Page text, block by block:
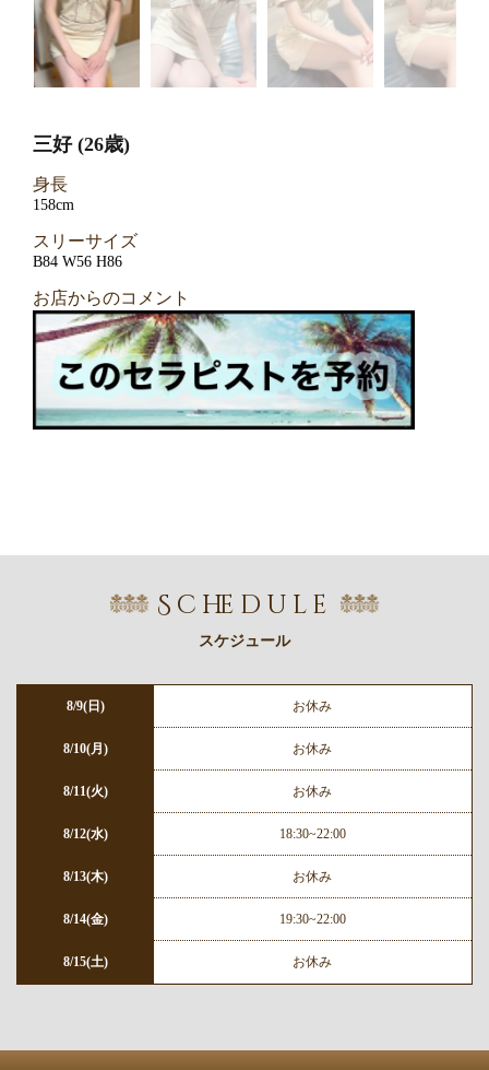
三好 (26歳)
身長
158cm
スリーサイズ
B84 W56 H86
お店からのコメント
Schedule
スケジュール
8/9(日)
8/10(月)
8/11(火)
8/12(水)
8/13(木)
8/14(金)
8/15(土)
お休み
お休み
お休み
18:30~22:00
お休み
19:30~22:00
お休み